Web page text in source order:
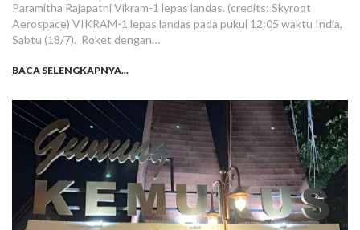
Paramitha Rajapatni Vikram-1 lepas landas. (credits: Skyroot
Aerospace) VIKRAM-1 lepas landas pada pukul 12:05 waktu India,
Sabtu (18/7). Roket dengan…
BACA SELENGKAPNYA...